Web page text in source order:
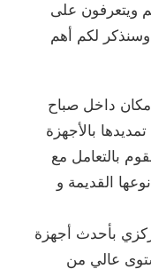
ويتعرفون على
وسنذكر لكم أهم
داخل صباح
بالأجهزة
بالتعامل مع
القديمة و
بأحدث أجهزة
عالي من